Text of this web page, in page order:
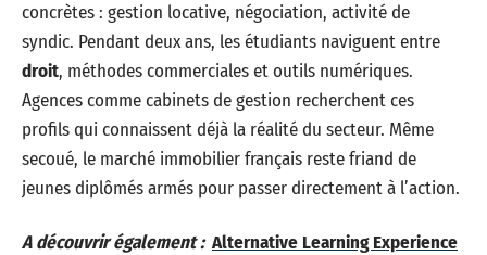
concrètes : gestion locative, négociation, activité de
syndic. Pendant deux ans, les étudiants naviguent entre
droit, méthodes commerciales et outils numériques.
Agences comme cabinets de gestion recherchent ces
profils qui connaissent déjà la réalité du secteur. Même
secoué, le marché immobilier français reste friand de
jeunes diplômés armés pour passer directement à l’action.
A découvrir également : Alternative Learning Experience